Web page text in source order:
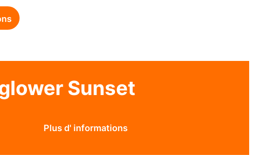
Sunset
Plus d' informations